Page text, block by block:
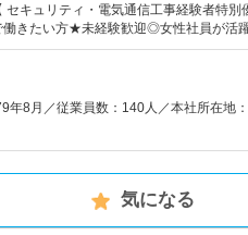
セキュリティ・電気通信工事経験者
働きたい方★未経験歓迎◎女性社員が活
年8月／従業員数：140人／本社所在地
気になる